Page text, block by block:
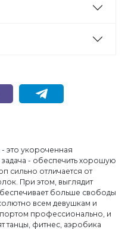
это укороченная
- обеспечить хорошую
сильно отличается от
При этом, выглядит
больше свободы
всем девушкам и
профессионально, и
танцы, фитнес, аэробика